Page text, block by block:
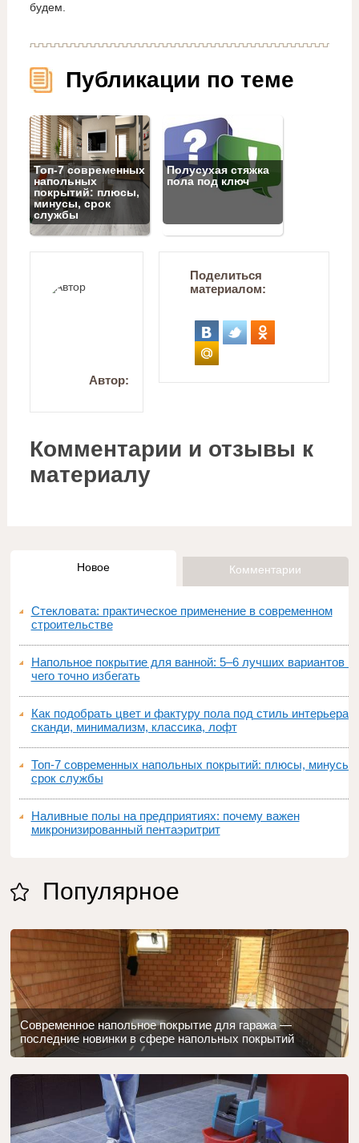
будем.
Публикации по теме
Топ‑7 современных
напольных
покрытий: плюсы,
минусы, срок
службы
Полусухая стяжка
пола под ключ
Автор:
Поделиться
материалом:
Комментарии и отзывы к
материалу
Новое Комментарии
Стекловата: практическое применение в современном
строительстве
Напольное покрытие для ванной: 5–6 лучших вариантов и
чего точно избегать
Как подобрать цвет и фактуру пола под стиль интерьера:
сканди, минимализм, классика, лофт
Топ‑7 современных напольных покрытий: плюсы, минусы,
срок службы
Наливные полы на предприятиях: почему важен
микронизированный пентаэритрит
Популярное
Современное напольное покрытие для гаража —
последние новинки в сфере напольных покрытий